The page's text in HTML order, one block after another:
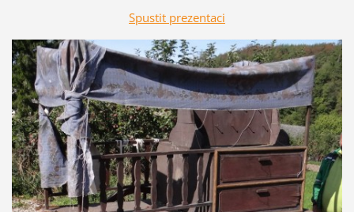
Spustit prezentaci